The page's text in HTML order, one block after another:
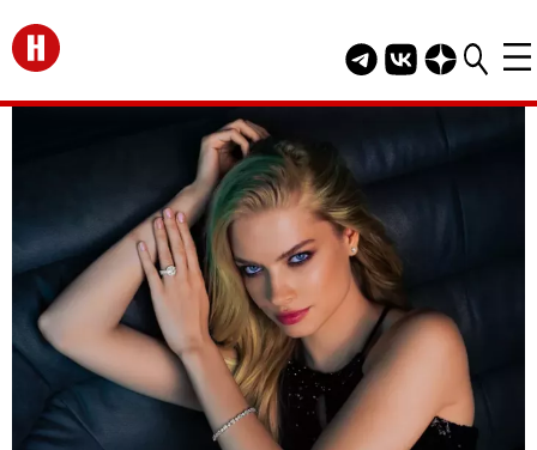
Перейти на главную
Telegram канал
Группа HELLO
Канал